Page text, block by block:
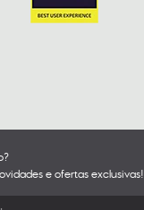
e ofertas exclusivas!